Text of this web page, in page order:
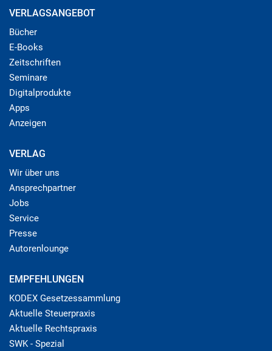
VERLAGSANGEBOT
Bücher
E-Books
Zeitschriften
Seminare
Digitalprodukte
Apps
Anzeigen
VERLAG
Wir über uns
Ansprechpartner
Jobs
Service
Presse
Autorenlounge
EMPFEHLUNGEN
KODEX Gesetzessammlung
Aktuelle Steuerpraxis
Aktuelle Rechtspraxis
SWK - Spezial